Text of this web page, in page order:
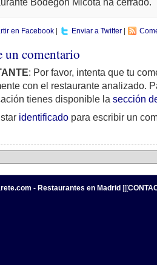
en Facebook Enviar a Twitter
un comentario
: Por favor, intenta que tu
con el restaurante analizado.
tienes disponible la sección
identificado para escribir un
- Restaurantes en Madrid [[[